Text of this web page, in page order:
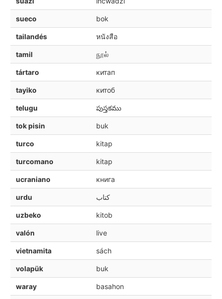
sueco bok
tailandés หนังสือ
tamil நூல்
tártaro китап
tayiko китоб
telugu పుస్తకము
tok pisin buk
turco kitap
turcomano kitap
ucraniano книга
urdu کتاب
uzbeko kitob
valón live
vietnamita sách
volapük buk
waray basahon